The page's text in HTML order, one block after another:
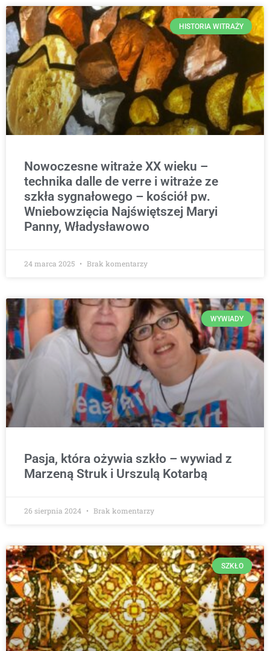
HISTORIA WITRAŻY
Nowoczesne witraże XX wieku –
technika dalle de verre i witraże ze
szkła sygnałowego – kościół pw.
Wniebowzięcia Najświętszej Maryi
Panny, Władysławowo
24 marca 2025 Brak komentarzy
WYWIADY
Pasja, która ożywia szkło – wywiad z
Marzeną Struk i Urszulą Kotarbą
26 sierpnia 2024 Brak komentarzy
SZKŁO